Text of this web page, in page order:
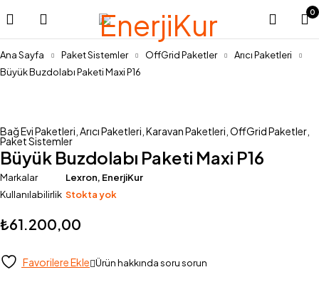
0
Ana Sayfa Paket Sistemler OffGrid Paketler
Arıcı Paketleri
Büyük Buzdolabı Paketi Maxi P16
Bağ Evi Paketleri Arıcı Paketleri Karavan Paketleri OffGrid Paketler
Paket Sistemler
Büyük Buzdolabı Paketi Maxi P16
Markalar Lexron, EnerjiKur
Kullanılabilirlik Stokta yok
₺61.200,00
Favorilere Ekle Ürün hakkında soru sorun